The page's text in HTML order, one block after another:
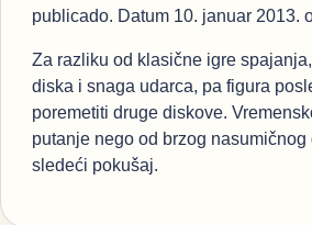
publicado. Datum 10. januar 2013.
Za razliku od klasične igre
diska i snaga udarca, pa figura
poremetiti druge diskove.
putanje nego od brzog
sledeći pokušaj.